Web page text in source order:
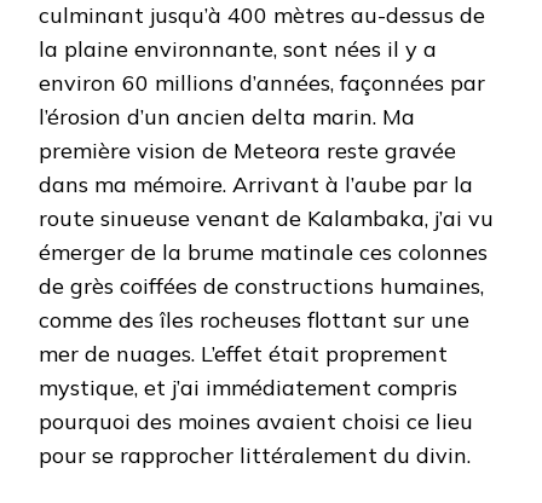
culminant jusqu’à 400 mètres au-dessus de
la plaine environnante, sont nées il y a
environ 60 millions d’années, façonnées par
l’érosion d’un ancien delta marin. Ma
première vision de Meteora reste gravée
dans ma mémoire. Arrivant à l’aube par la
route sinueuse venant de Kalambaka, j’ai vu
émerger de la brume matinale ces colonnes
de grès coiffées de constructions humaines,
comme des îles rocheuses flottant sur une
mer de nuages. L’effet était proprement
mystique, et j’ai immédiatement compris
pourquoi des moines avaient choisi ce lieu
pour se rapprocher littéralement du divin.